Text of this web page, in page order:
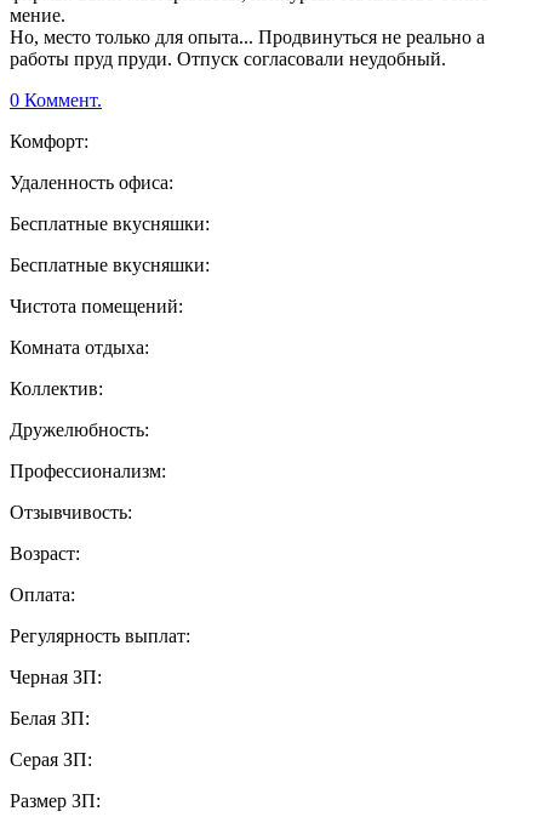
мение.
Но, место только для опыта... Продвинуться не реально а
работы пруд пруди. Отпуск согласовали неудобный.
0 Коммент.
Комфорт:
Удаленность офиса:
Бесплатные вкусняшки:
Бесплатные вкусняшки:
Чистота помещений:
Комната отдыха:
Коллектив:
Дружелюбность:
Профессионализм:
Отзывчивость:
Возраст:
Оплата:
Регулярность выплат:
Черная ЗП:
Белая ЗП:
Серая ЗП:
Размер ЗП: